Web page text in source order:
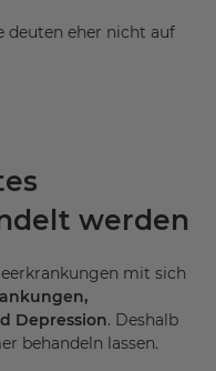
deuten eher nicht auf
werden
mit sich
Depression. Deshalb
behandeln lassen.